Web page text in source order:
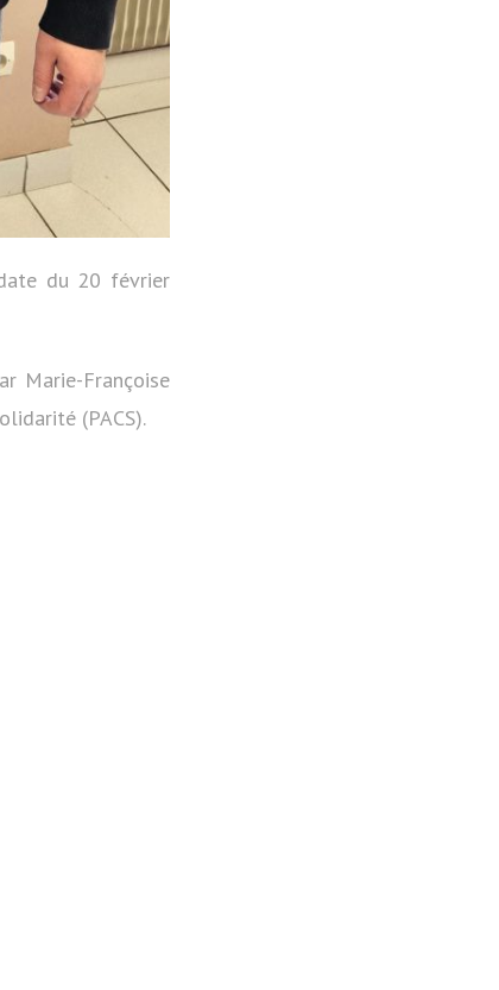
du 20 février
Marie-Françoise
(PACS).